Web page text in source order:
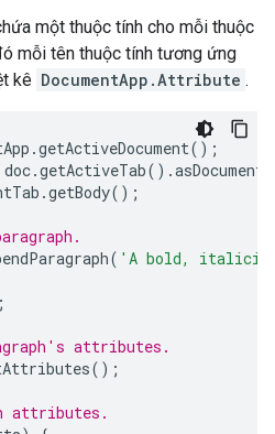
một thuộc tính cho mỗi thuộc
mỗi tên thuộc tính tương ứng
kê DocumentApp.Attribute .
.getActiveDocument();
doc.getActiveTab().
.getBody();
( 'A bold,
attributes.
();
attributes.